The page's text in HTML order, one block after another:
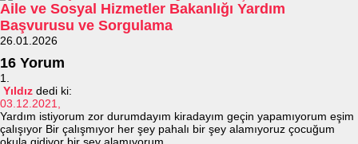
Aile ve Sosyal Hizmetler Bakanlığı Yardım
Başvurusu ve Sorgulama
26.01.2026
16 Yorum
Yıldız dedi ki:
03.12.2021,
Yardım istiyorum zor durumdayım kiradayım geçin yapamıyorum eşim
çalışıyor Bir çalışmıyor her şey pahalı bir şey alamıyoruz çocuğum